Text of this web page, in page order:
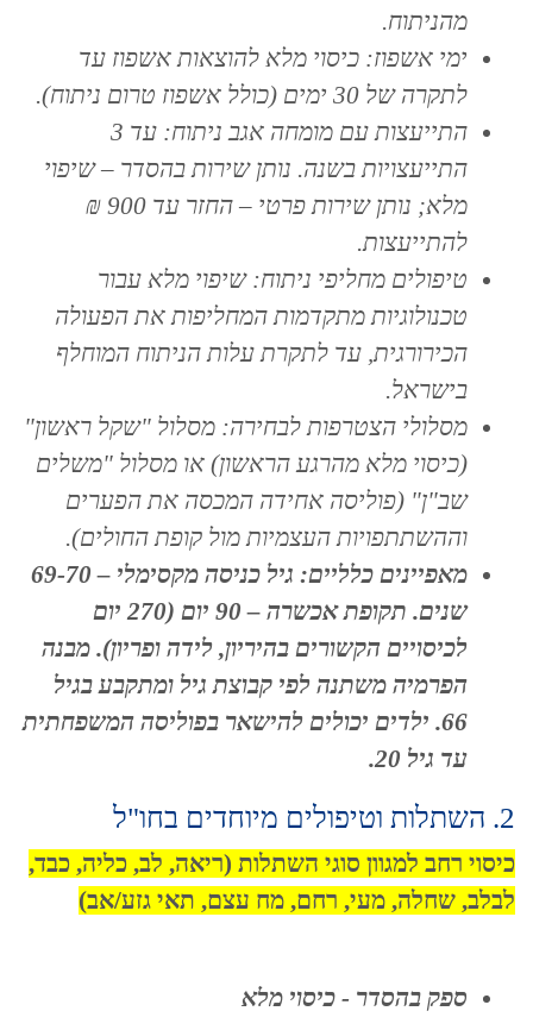
מהניתוח.
ימי אשפוז: כיסוי מלא להוצאות אשפוז עד
לתקרה של 30 ימים (כולל אשפוז טרום ניתוח).
התייעצות עם מומחה אגב ניתוח: עד 3
התייעצויות בשנה. נותן שירות בהסדר – שיפוי
מלא; נותן שירות פרטי – החזר עד 900 ₪
להתייעצות.
טיפולים מחליפי ניתוח: שיפוי מלא עבור
טכנולוגיות מתקדמות המחליפות את הפעולה
הכירורגית, עד לתקרת עלות הניתוח המוחלף
בישראל.
מסלולי הצטרפות לבחירה: מסלול "שקל ראשון"
(כיסוי מלא מהרגע הראשון) או מסלול "משלים
שב"ן" (פוליסה אחידה המכסה את הפערים
וההשתתפויות העצמיות מול קופת החולים).
מאפיינים כלליים: גיל כניסה מקסימלי – 69-70
שנים. תקופת אכשרה – 90 יום (270 יום
לכיסויים הקשורים בהיריון, לידה ופריון). מבנה
הפרמיה משתנה לפי קבוצת גיל ומתקבע בגיל
66. ילדים יכולים להישאר בפוליסה המשפחתית
עד גיל 20.
2. השתלות וטיפולים מיוחדים בחו"ל
כיסוי רחב למגוון סוגי השתלות (ריאה, לב, כליה, כבד,
לבלב, שחלה, מעי, רחם, מח עצם, תאי גזע/אב)
ספק בהסדר - כיסוי מלא